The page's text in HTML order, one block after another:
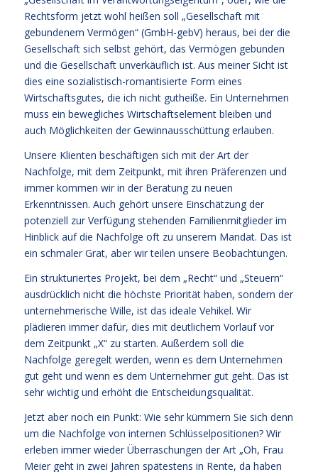
Rechtsform jetzt wohl heißen soll „Gesellschaft mit
gebundenem Vermögen“ (GmbH-gebV) heraus, bei der die
Gesellschaft sich selbst gehört, das Vermögen gebunden
und die Gesellschaft unverkäuflich ist. Aus meiner Sicht ist
dies eine sozialistisch-romantisierte Form eines
Wirtschaftsgutes, die ich nicht gutheiße. Ein Unternehmen
muss ein bewegliches Wirtschaftselement bleiben und
auch Möglichkeiten der Gewinnausschüttung erlauben.
Unsere Klienten beschäftigen sich mit der Art der
Nachfolge, mit dem Zeitpunkt, mit ihren Präferenzen und
immer kommen wir in der Beratung zu neuen
Erkenntnissen. Auch gehört unsere Einschätzung der
potenziell zur Verfügung stehenden Familienmitglieder im
Hinblick auf die Nachfolge oft zu unserem Mandat. Das ist
ein schmaler Grat, aber wir teilen unsere Beobachtungen.
Ein strukturiertes Projekt, bei dem „Recht“ und „Steuern“
ausdrücklich nicht die höchste Priorität haben, sondern der
unternehmerische Wille, ist das ideale Vehikel. Wir
plädieren immer dafür, dies mit deutlichem Vorlauf vor
dem Zeitpunkt „X“ zu starten. Außerdem soll die
Nachfolge geregelt werden, wenn es dem Unternehmen
gut geht und wenn es dem Unternehmer gut geht. Das ist
sehr wichtig und erhöht die Entscheidungsqualität.
Jetzt aber noch ein Punkt: Wie sehr kümmern Sie sich denn
um die Nachfolge von internen Schlüsselpositionen? Wir
erleben immer wieder Überraschungen der Art „Oh, Frau
Meier geht in zwei Jahren spätestens in Rente, da haben